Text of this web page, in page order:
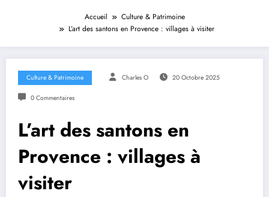
Accueil
Culture & Patrimoine
L’art des santons en Provence : villages à visiter
Culture & Patrimoine Charles O 20 Octobre 2025
0 Commentaires
L’art des santons en
Provence : villages à
visiter